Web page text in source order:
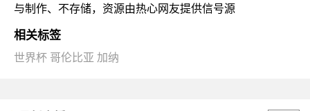
与制作、不存储，资源由热心网友提供信号源
相关标签
世界杯 哥伦比亚 加纳